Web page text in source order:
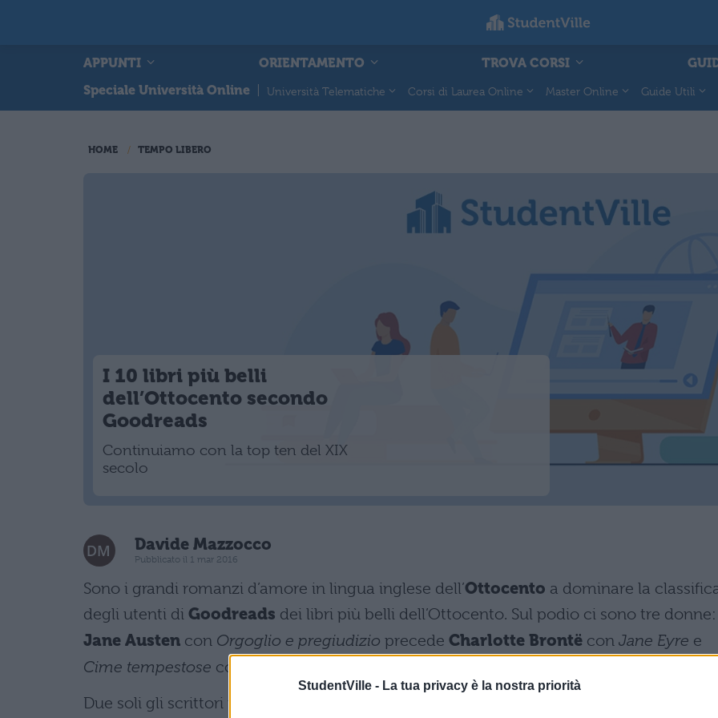
StudentVille - La tua privacy è la nostra priorità
APPUNTI ORIENTAMENTO TROVA CORSI
Speciale Università Online
Università Telematiche Corsi di Laurea Online Master Online Guide Utili
HOME TEMPO LIBERO
I 10 libri più belli
dell’Ottocento secondo
Goodreads
Continuiamo con la top ten del XIX
secolo
Davide Mazzocco
Pubblicato il 1 mar 2016
Sono i grandi romanzi d’amore in lingua inglese dell’Ottocento a dominare la
degli utenti di Goodreads dei libri più belli dell’Ottocento. Sul podio ci sono tre donne:
Jane Austen con Orgoglio e pregiudizio precede Charlotte Brontë con Jane Eyre e
Cime tempestose con
Due soli gli scrittori non anglofoni presenti nelle prime dieci posizioni: